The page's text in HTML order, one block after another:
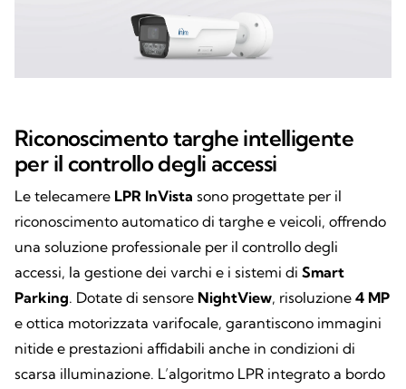
Riconoscimento targhe intelligente
per il controllo degli accessi
Le telecamere LPR InVista sono progettate per il
riconoscimento automatico di targhe e veicoli, offrendo
una soluzione professionale per il controllo degli
accessi, la gestione dei varchi e i sistemi di Smart
Parking. Dotate di sensore NightView, risoluzione 4 MP
e ottica motorizzata varifocale, garantiscono immagini
nitide e prestazioni affidabili anche in condizioni di
scarsa illuminazione. L’algoritmo LPR integrato a bordo